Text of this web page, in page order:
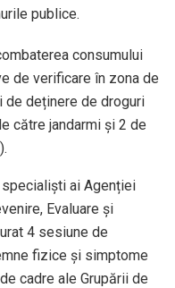
publice.
consumului
de verificare în zona de
deținere de droguri
către jandarmi și 2 de
ai Agenției
Evaluare şi
4 sesiune de
fizice şi simptome
cadre ale Grupării de